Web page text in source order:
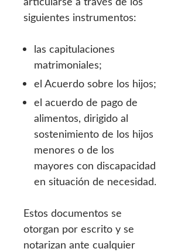
siguientes instrumentos:
las capitulaciones
matrimoniales;
el Acuerdo sobre los hijos;
el acuerdo de pago de
alimentos, dirigido al
sostenimiento de los hijos
menores o de los
mayores con discapacidad
en situación de necesidad.
Estos documentos se
otorgan por escrito y se
notarizan ante cualquier